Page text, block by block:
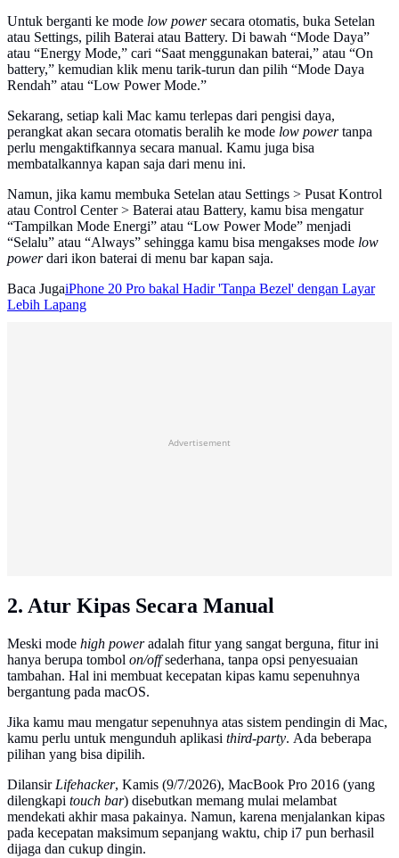
Untuk berganti ke mode low powersecara otomatis, buka Setelan
atau Settings, pilih Baterai atau Battery. Di bawah “Mode Daya”
atau “Energy Mode,” cari “Saat menggunakan baterai,” atau “On
battery,” kemudian klik menu tarik-turun dan pilih “Mode Daya
Rendah” atau “Low Power Mode.”
Sekarang, setiap kali Mac kamu terlepas dari pengisi daya,
perangkat akan secara otomatis beralih ke mode low powertanpa
perlu mengaktifkannya secara manual. Kamu juga bisa
membatalkannya kapan saja dari menu ini.
Namun, jika kamu membuka Setelan atau Settings > Pusat Kontrol
atau Control Center > Baterai atau Battery, kamu bisa mengatur
“Tampilkan Mode Energi” atau “Low Power Mode” menjadi
“Selalu” atau “Always” sehingga kamu bisa mengakses mode low
powerdari ikon baterai di menu bar kapan saja.
Baca JugaiPhone 20 Pro bakal Hadir 'Tanpa Bezel' dengan Layar
Lebih Lapang
Advertisement
2. Atur Kipas Secara Manual
Meski mode high poweradalah fitur yang sangat berguna, fitur ini
hanya berupa tombol on/offsederhana, tanpa opsi penyesuaian
tambahan. Hal ini membuat kecepatan kipas kamu sepenuhnya
bergantung pada macOS.
Jika kamu mau mengatur sepenuhnya atas sistem pendingin di Mac,
kamu perlu untuk mengunduh aplikasi third-party. Ada beberapa
pilihan yang bisa dipilih.
Dilansir Lifehacker, Kamis (9/7/2026), MacBook Pro 2016 (yang
dilengkapi touch bar) disebutkan memang mulai melambat
mendekati akhir masa pakainya. Namun, karena menjalankan kipas
pada kecepatan maksimum sepanjang waktu, chip i7 pun berhasil
dijaga dan cukup dingin.